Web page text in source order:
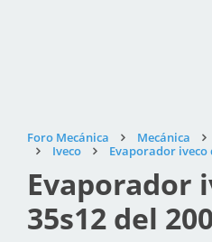
Foro Mecánica Mecánica
Iveco
Evaporador iveco
Evaporador
35s12 del